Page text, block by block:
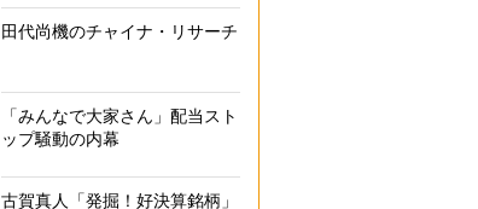
田代尚機のチャイナ・リサーチ
「みんなで大家さん」配当スト
ップ騒動の内幕
古賀真人「発掘！好決算銘柄」